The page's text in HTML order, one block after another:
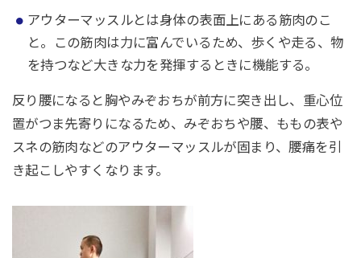
アウターマッスルとは身体の表面上にある筋肉のこ
と。この筋肉は力に富んでいるため、歩くや走る、物
を持つなど大きな力を発揮するときに機能する。
反り腰になると胸やみぞおちが前方に突き出し、重心位
置がつま先寄りになるため、みぞおちや腰、ももの表や
スネの筋肉などのアウターマッスルが固まり、腰痛を引
き起こしやすくなります。